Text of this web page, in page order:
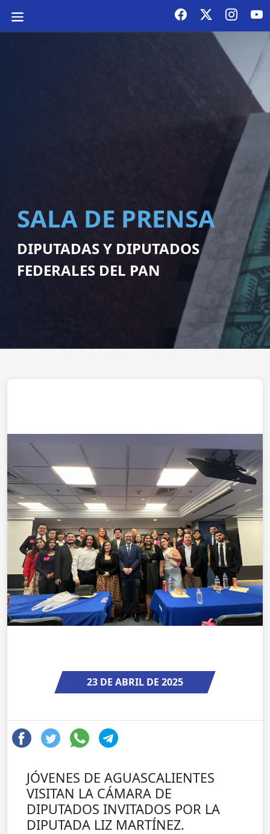
SALA DE PRENSA
DIPUTADAS Y DIPUTADOS
FEDERALES DEL PAN
23 DE ABRIL DE 2025
JÓVENES DE AGUASCALIENTES
VISITAN LA CÁMARA DE
DIPUTADOS INVITADOS POR LA
DIPUTADA LIZ MARTÍNEZ.